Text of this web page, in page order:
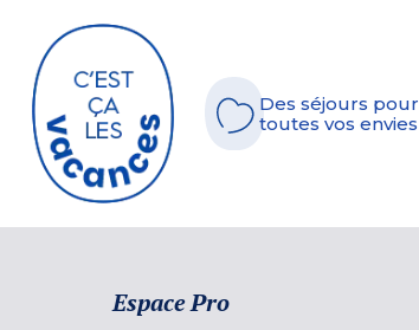
Des séjours pour
toutes vos envies
Espace Pro